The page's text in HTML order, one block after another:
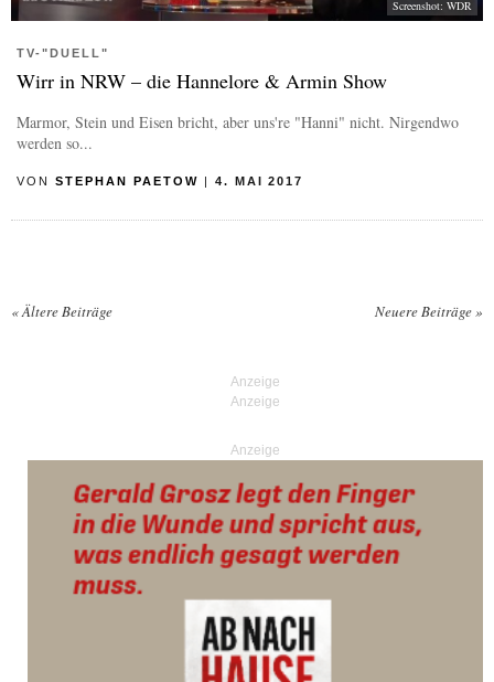
Screenshot: WDR
TV-"DUELL"
Wirr in NRW – die Hannelore & Armin Show
Marmor, Stein und Eisen bricht, aber uns're "Hanni" nicht. Nirgendwo
werden so...
VON STEPHAN PAETOW | 4. MAI 2017
«Ältere Beiträge Neuere Beiträge»
Anzeige